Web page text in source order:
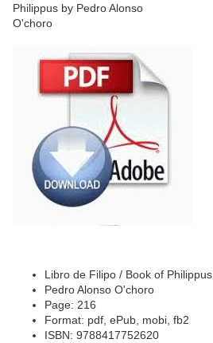
Libro de Filipo / Book of Philippus
Pedro Alonso O'choro
Page: 216
Format: pdf, ePub, mobi, fb2
ISBN: 9788417752620